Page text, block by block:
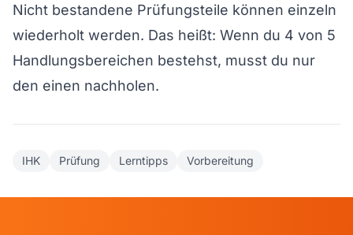
Nicht bestandene Prüfungsteile können einzeln
wiederholt werden. Das heißt: Wenn du 4 von 5
Handlungsbereichen bestehst, musst du nur
den einen nachholen.
IHK Prüfung Lerntipps Vorbereitung